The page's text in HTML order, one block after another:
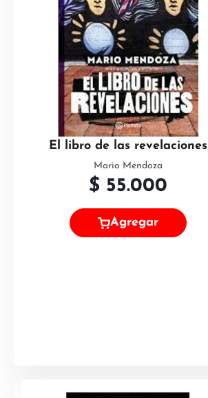
El libro de las revelaciones
Mario Mendoza
$ 55.000
Agregar